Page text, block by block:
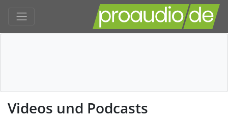
Videos und Podcasts